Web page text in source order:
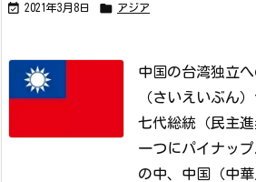
 2021年3月8日  アジア
中国の台湾独立へ
（さいえいぶん
七代総統（民主
一つにパイナップ
の中、中国（中